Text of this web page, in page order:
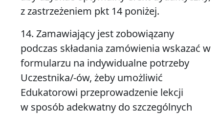
z zastrzeżeniem pkt 14 poniżej.
14. Zamawiający jest zobowiązany
podczas składania zamówienia wskazać w
formularzu na indywidualne potrzeby
Uczestnika/-ów, żeby umożliwić
Edukatorowi przeprowadzenie lekcji
w sposób adekwatny do szczególnych